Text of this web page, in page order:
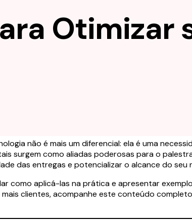
Otimizar
não é mais um diferencial: ela é uma
surgem como aliadas poderosas para o
das entregas e potencializar o alcance do seu
como aplicá-las na prática e apresentar
clientes, acompanhe este conteúdo